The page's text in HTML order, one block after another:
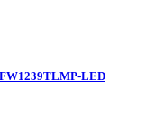
LED